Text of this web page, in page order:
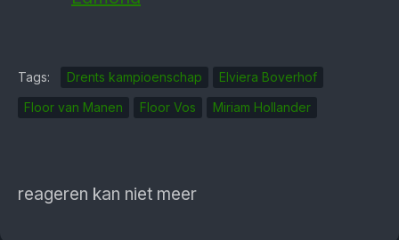
Tags: Drents kampioenschap
Elviera Boverhof
Floor van Manen
Floor Vos Miriam Hollander
reageren kan niet meer